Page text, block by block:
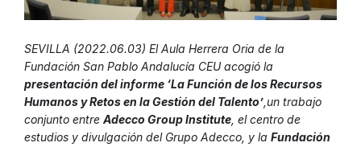
SEVILLA (2022.06.03) El Aula Herrera Oria de la
Fundación San Pablo Andalucía CEU acogió la
presentación del informe ‘La Función de los Recursos
Humanos y Retos en la Gestión del Talento’ ,un trabajo
conjunto entre Adecco Group Institute , el centro de
estudios y divulgación del Grupo Adecco, y la Fundación